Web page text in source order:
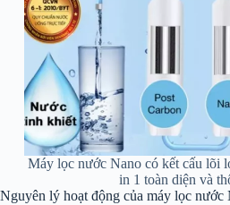
Máy lọc nước Nano có kết cấu lõi
in 1 toàn diện và
Nguyên lý hoạt động của máy lọc nước